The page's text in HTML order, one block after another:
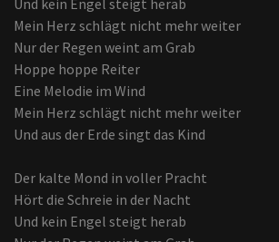
Und kein Engel steigt herab
Mein Herz schlägt nicht mehr weiter
Nur der Regen weint am Grab
Hoppe hoppe Reiter
Eine Melodie im Wind
Mein Herz schlägt nicht mehr weiter
Und aus der Erde singt das Kind
Der kalte Mond in voller Pracht
Hört die Schreie in der Nacht
Und kein Engel steigt herab